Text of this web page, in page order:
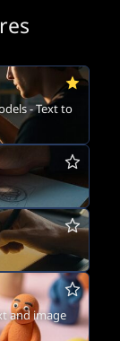
- Text to
and image